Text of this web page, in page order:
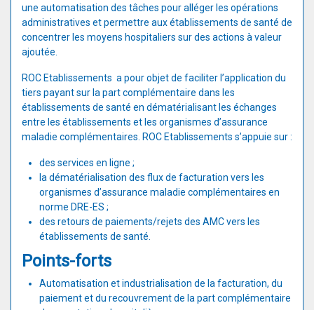
une automatisation des tâches pour alléger les opérations
administratives et permettre aux établissements de santé de
concentrer les moyens hospitaliers sur des actions à valeur
ajoutée.
ROC Etablissements a pour objet de faciliter l’application du
tiers payant sur la part complémentaire dans les
établissements de santé en dématérialisant les échanges
entre les établissements et les organismes d’assurance
maladie complémentaires. ROC Etablissements s’appuie sur :
des services en ligne ;
la dématérialisation des flux de facturation vers les
organismes d’assurance maladie complémentaires en
norme DRE-ES ;
des retours de paiements/rejets des AMC vers les
établissements de santé.
Points-forts
Automatisation et industrialisation de la facturation, du
paiement et du recouvrement de la part complémentaire